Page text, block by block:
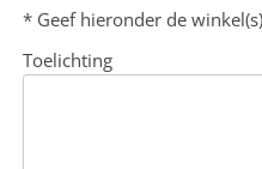
* Geef hieronder de
Toelichting